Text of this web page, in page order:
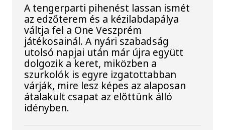
A tengerparti pihenést lassan ismét
az edzőterem és a kézilabdapálya
váltja fel a One Veszprém
játékosainál. A nyári szabadság
utolsó napjai után már újra együtt
dolgozik a keret, miközben a
szurkolók is egyre izgatottabban
várják, mire lesz képes az alaposan
átalakult csapat az előttünk álló
idényben.